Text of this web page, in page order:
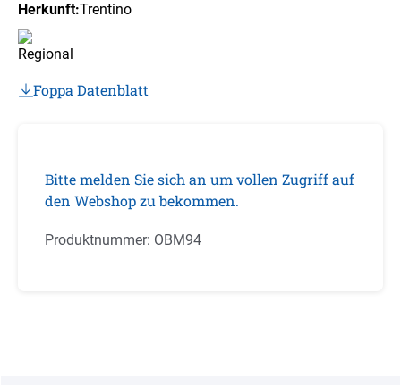
Herkunft:Trentino
Foppa Datenblatt
Bitte melden Sie sich an um vollen Zugriff auf
den Webshop zu bekommen.
Produktnummer: OBM94